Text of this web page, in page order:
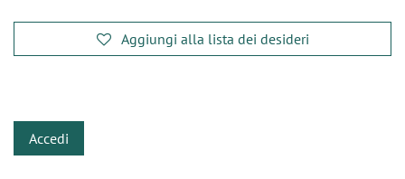
Aggiungi alla lista dei desideri
Accedi